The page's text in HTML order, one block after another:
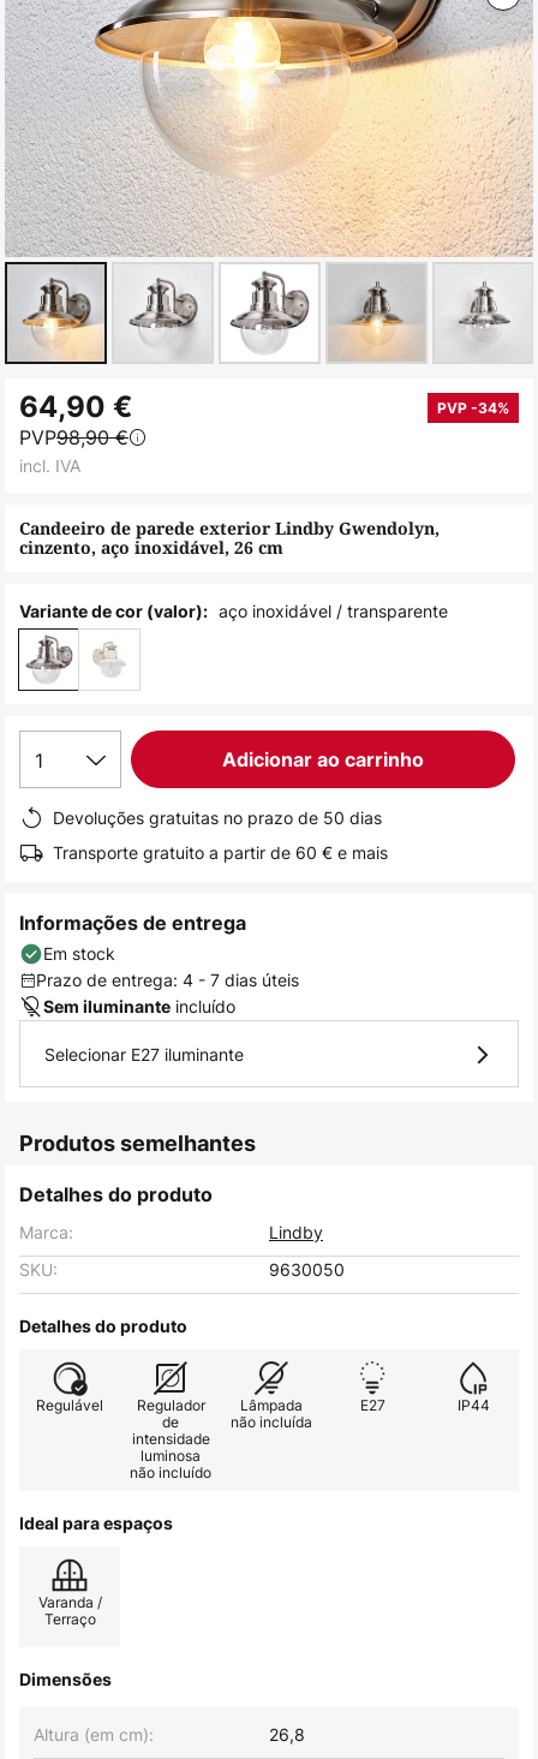
para
início
Galeria
de
Candeeiro de parede exterior Lindby Gwendolyn,
cinzento, aço inoxidável, 26 cm
64,90 € PVP -34%
PVP98,90 €
incl. IVA
Variante de cor (valor): aço inoxidável / transparente
1 Adicionar ao carrinho
Devoluções gratuitas no prazo de 50 dias
Transporte gratuito a partir de 60 € e mais
Informações de entrega
Em stock
Prazo de entrega: 4 - 7 dias úteis
Sem iluminante incluído
Selecionar E27 iluminante
Produtos semelhantes
Detalhes do produto
Marca:
Lindby
SKU:
9630050
Detalhes do produto
Regulável
Regulador
de
intensidade
luminosa
não incluído
Lâmpada
não incluída
E27 IP44
Ideal para espaços
Varanda /
Terraço
Dimensões
Altura (em cm): 26,8